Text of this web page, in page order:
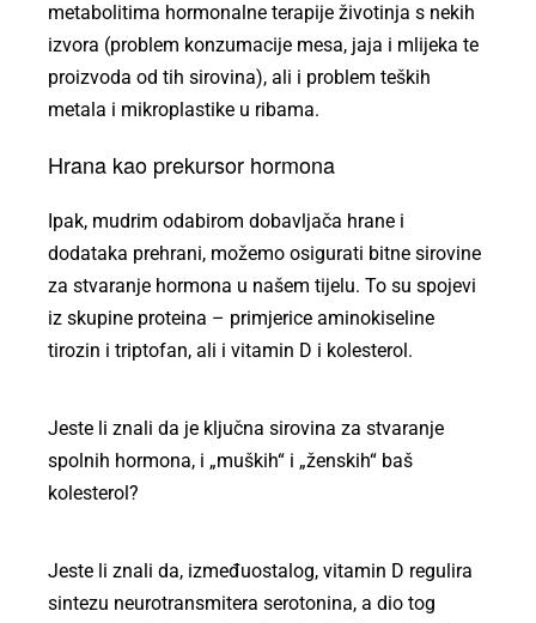
metabolitima hormonalne terapije životinja s nekih
izvora (problem konzumacije mesa, jaja i mlijeka te
proizvoda od tih sirovina), ali i problem teških
metala i mikroplastike u ribama.
Hrana kao prekursor hormona
Ipak, mudrim odabirom dobavljača hrane i
dodataka prehrani, možemo osigurati bitne sirovine
za stvaranje hormona u našem tijelu. To su spojevi
iz skupine proteina – primjerice aminokiseline
tirozin i triptofan, ali i vitamin D i kolesterol.
Jeste li znali da je ključna sirovina za stvaranje
spolnih hormona, i „muških“ i „ženskih“ baš
kolesterol?
Jeste li znali da, izmeđuostalog, vitamin D regulira
sintezu neurotransmitera serotonina, a dio tog